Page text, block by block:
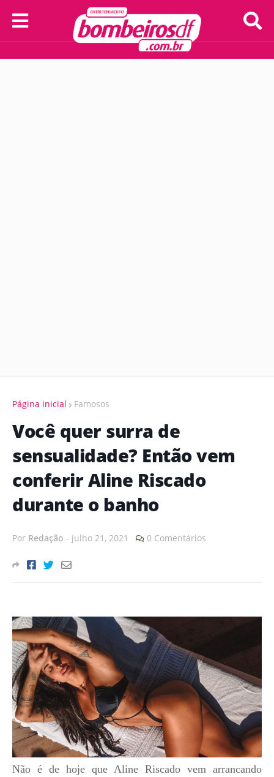
Página inicial Famosos
Você quer surra de
sensualidade? Então vem
conferir Aline Riscado
durante o banho
Por Redação - julho 21, 2021 0 Comentários
Não é de hoje que Aline Riscado vem arrancando